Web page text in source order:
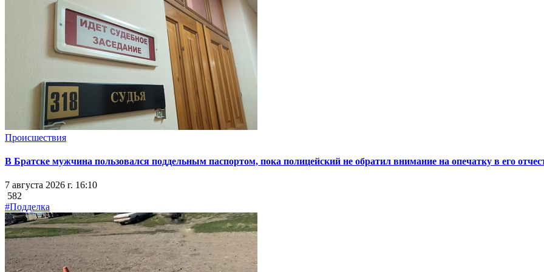
Происшествия
В Братске мужчина пользовался поддельным паспортом, пока полицейский не обратил внимание на опечатку в его
7 августа 2026 г. 16:10
582
#Подделка